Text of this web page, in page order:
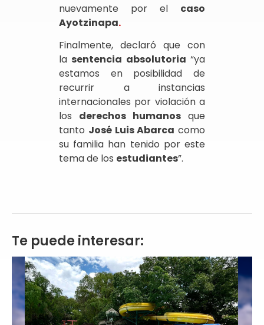
nuevamente por el caso
Ayotzinapa.
Finalmente, declaró que con
la sentencia absolutoria “ya
estamos en posibilidad de
recurrir a instancias
internacionales por violación a
los derechos humanos que
tanto José Luis Abarca como
su familia han tenido por este
tema de los estudiantes”.
Te puede interesar: